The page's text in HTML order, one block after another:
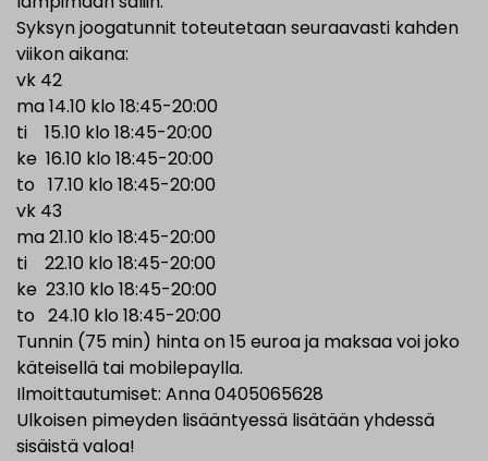
Syksyn joogatunnit toteutetaan seuraavasti kahden
viikon aikana:
vk 42
ma 14.10 klo 18:45-20:00
ti 15.10 klo 18:45-20:00
ke 16.10 klo 18:45-20:00
to 17.10 klo 18:45-20:00
vk 43
ma 21.10 klo 18:45-20:00
ti 22.10 klo 18:45-20:00
ke 23.10 klo 18:45-20:00
to 24.10 klo 18:45-20:00
Tunnin (75 min) hinta on 15 euroa ja maksaa voi joko
käteisellä tai mobilepaylla.
Ilmoittautumiset: Anna 0405065628
Ulkoisen pimeyden lisääntyessä lisätään yhdessä
sisäistä valoa!